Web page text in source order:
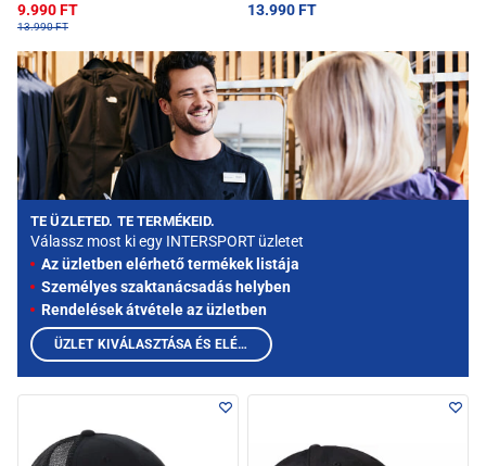
9.990 FT
13.990 FT
13.990 FT
TE ÜZLETED. TE TERMÉKEID.
Válassz most ki egy INTERSPORT üzletet
Az üzletben elérhető termékek listája
Személyes szaktanácsadás helyben
Rendelések átvétele az üzletben
ÜZLET KIVÁLASZTÁSA ÉS ELÉRHETŐ TERMÉKEK MEGTEKINTÉSE